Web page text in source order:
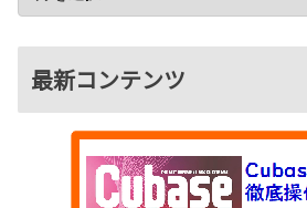
最新コンテンツ